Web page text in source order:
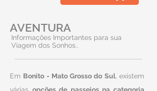
AVENTURA
Informações Importantes para sua
Viagem dos Sonhos..
Em Bonito - Mato Grosso do Sul, existem